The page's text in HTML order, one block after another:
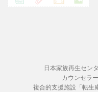
日本家族再生セン
カウンセラ
複合的支援施設「転生